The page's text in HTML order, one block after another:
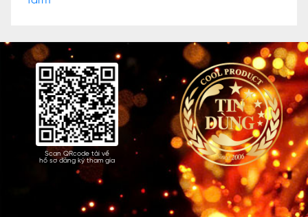
Scan QRcode tải về
hồ sơ đăng ký tham gia